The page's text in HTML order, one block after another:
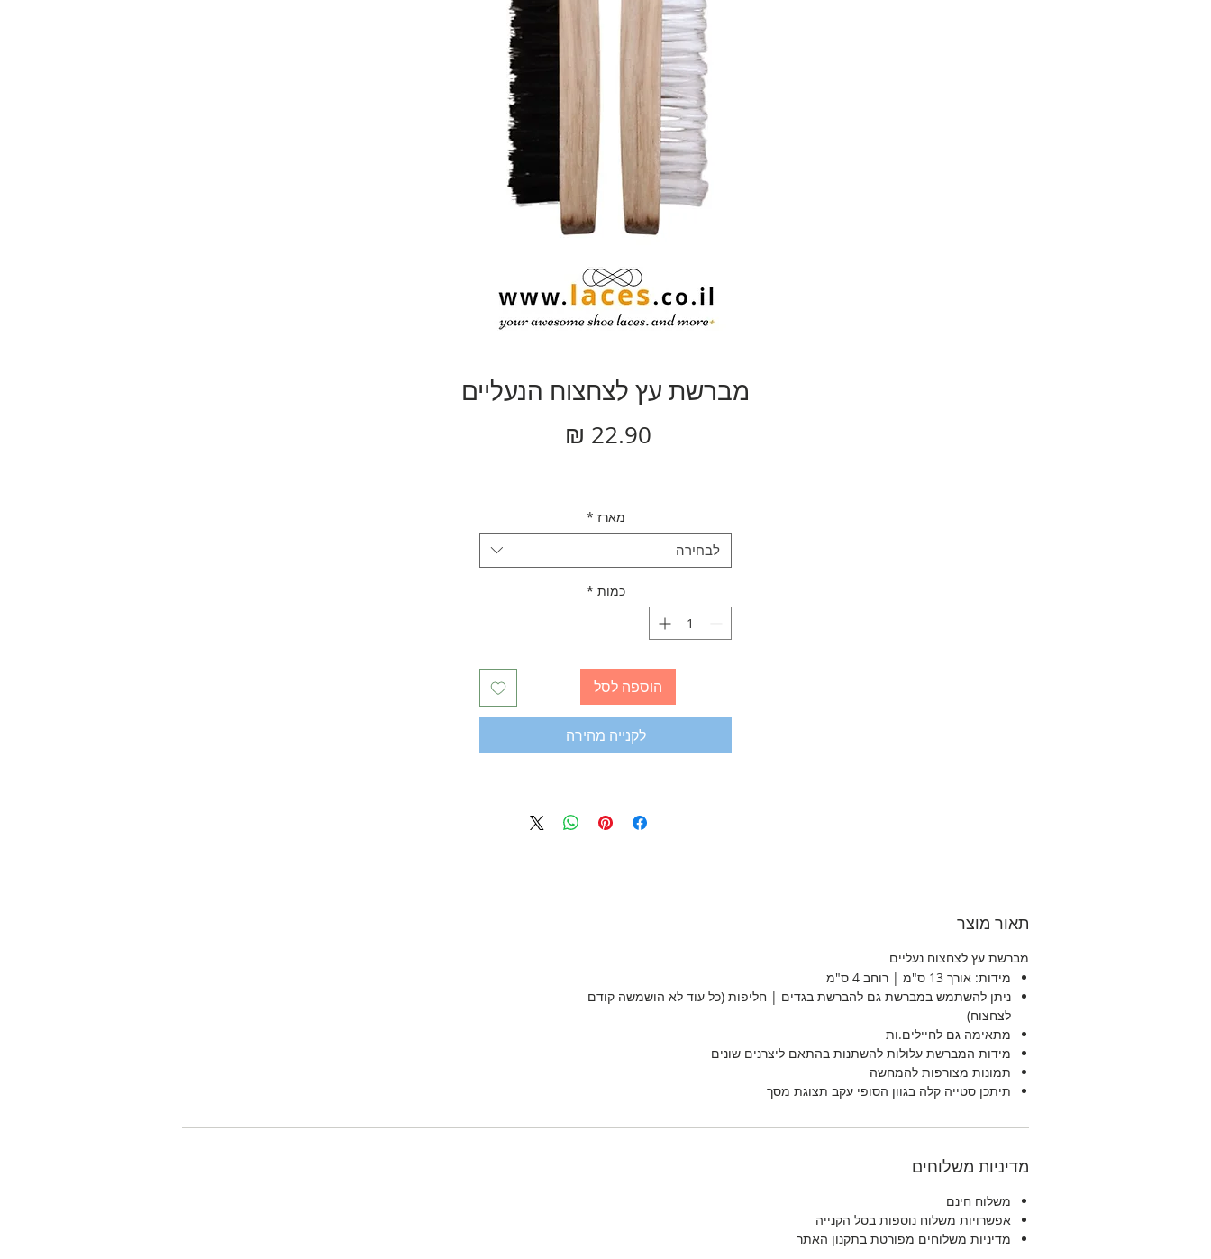
מברשת עץ לצחצוח הנעליים
מארז *
לבחירה
כמות *
הוספה לסל
לקנייה מהירה
תאור מוצר
מברשת עץ לצחצוח נעליים
מידות: אורך 13 ס"מ | רוחב 4 ס"מ
ניתן להשתמש במברשת גם להברשת בגדים | חליפות (כל עוד לא הושמשה קודם
לצחצוח)
מתאימה גם לחיילים.ות
מידות המברשת עלולות להשתנות בהתאם ליצרנים שונים
תמונות מצורפות להמחשה
תיתכן סטייה קלה בגוון הסופי עקב תצוגת מסך
מדיניות משלוחים
משלוח חינם
אפשרויות משלוח נוספות בסל הקנייה
מדיניות משלוחים מפורטת בתקנון האתר